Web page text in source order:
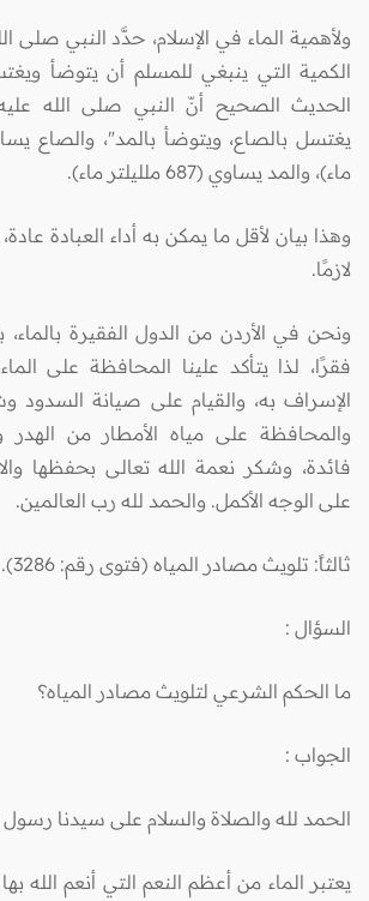
ولأهمية الماء في الإسلام، حدَّد النبي صلى
الكمية التي ينبغي للمسلم أن يتوضأ
الحديث الصحيح أنّ النبي صلى الله
ماء)، والمد يساوي (687 ملليلتر ماء).
وهذا بيان لأقل ما يمكن به أداء العبادة
لازمًا.
ونحن في الأردن من الدول الفقيرة
فقرًا، لذا يتأكد علينا المحافظة على
الإسراف به، والقيام على صيانة السدود
والمحافظة على مياه الأمطار من الهدر
فائدة، وشكر نعمة الله تعالى بحفظها
على الوجه الأكمل. والحمد لله رب العالمين.
ثالثاً: تلويث مصادر المياه (فتوى رقم: 3286).
السؤال :
ما الحكم الشرعي لتلويث مصادر المياه؟
الجواب :
الحمد لله والصلاة والسلام على سيدنا رسول
يعتبر الماء من أعظم النعم التي أنعم الله